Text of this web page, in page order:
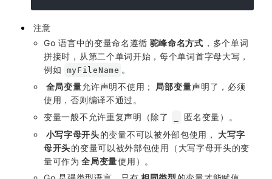
注意
Go 语言中的变量命名遵循 驼峰命名方式 ，多个单词
拼接时，从第二个单词开始，每个单词首字母大写，
例如
myFileName 。
全局变量允许声明不使用； 局部变量声明了，必须
使用，否则编译不通过。
变量一般不允许重复声明（除了
匿名变量）。
小写字母开头的变量不可以被外部包使用，
大写字
母开头的变量可以被外部包使用（大写字母开头的变
量可作为 全局变量使用）。